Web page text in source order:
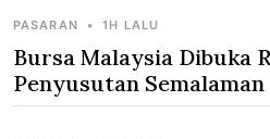
PASARAN • 1H LALU
Bursa Malaysia Dibuka
Penyusutan